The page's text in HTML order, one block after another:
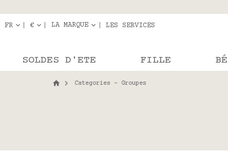
Les
Livraison en
FR € LA MARQUE LES SERVICES
SOLDES D'ETE FILLE
Categories - Groupes